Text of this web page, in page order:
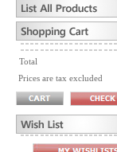
Total
Prices are tax excluded